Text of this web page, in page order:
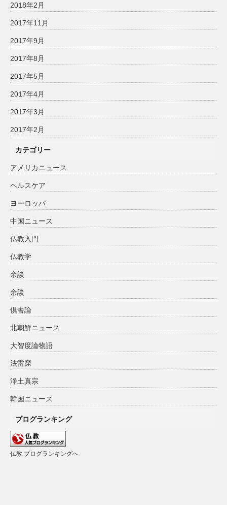
2018年2月
2017年11月
2017年9月
2017年8月
2017年5月
2017年4月
2017年3月
2017年2月
カテゴリー
アメリカニュース
ヘルスケア
ヨーロッパ
中国ニュース
仏教入門
仏教学
余談
余談
倶舎論
北朝鮮ニュース
大智度論物語
法雷窟
浄土真宗
韓国ニュース
ブログランキング
仏教 ブログランキングへ